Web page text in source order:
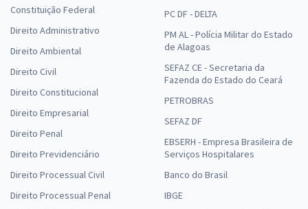
Constituição Federal
Direito Administrativo
Direito Ambiental
Direito Civil
Direito Constitucional
Direito Empresarial
Direito Penal
Direito Previdenciário
Direito Processual Civil
Direito Processual Penal
PC DF - DELTA
PM AL - Polícia Militar do Estado
de Alagoas
SEFAZ CE - Secretaria da
Fazenda do Estado do Ceará
PETROBRAS
SEFAZ DF
EBSERH - Empresa Brasileira de
Serviços Hospitalares
Banco do Brasil
IBGE